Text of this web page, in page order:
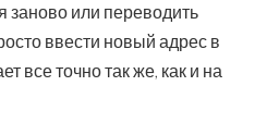
заново или переводить
ввести новый адрес в
все точно так же, как и на